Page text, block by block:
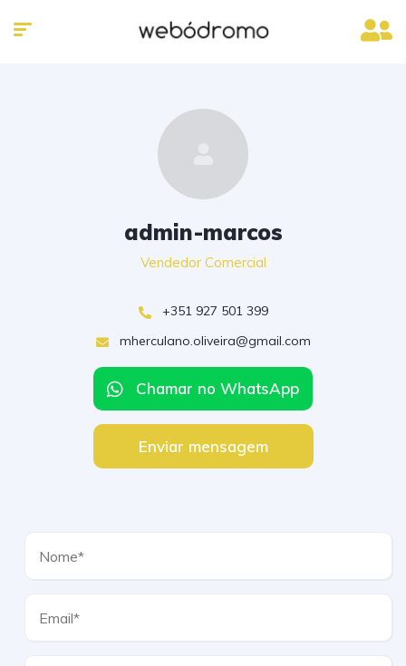
admin-marcos
Vendedor Comercial
+351 927 501 399
mherculano.oliveira@gmail.com
Chamar no WhatsApp
Enviar mensagem